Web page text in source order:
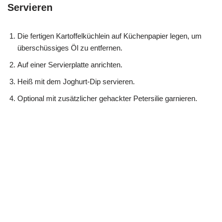
Servieren
Die fertigen Kartoffelküchlein auf Küchenpapier legen, um
überschüssiges Öl zu entfernen.
Auf einer Servierplatte anrichten.
Heiß mit dem Joghurt-Dip servieren.
Optional mit zusätzlicher gehackter Petersilie garnieren.